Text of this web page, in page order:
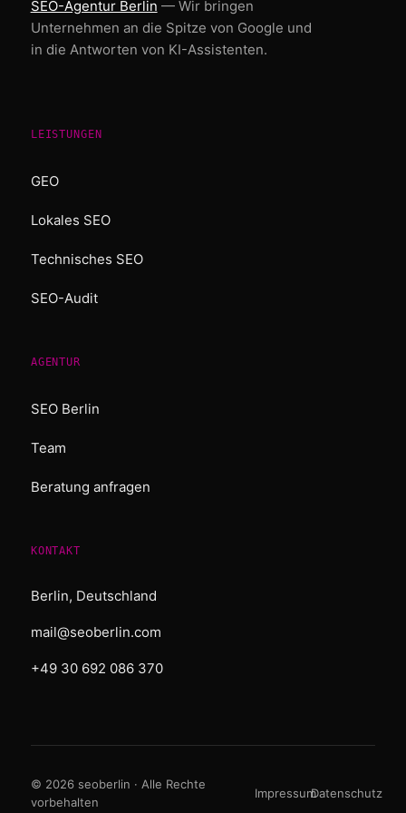
SEO-Agentur Berlin — Wir bringen
Unternehmen an die Spitze von Google und
in die Antworten von KI-Assistenten.
LEISTUNGEN
GEO
Lokales SEO
Technisches SEO
SEO-Audit
AGENTUR
SEO Berlin
Team
Beratung anfragen
KONTAKT
Berlin, Deutschland
mail@seoberlin.com
+49 30 692 086 370
© 2026 seoberlin · Alle Rechte
vorbehalten
ImpressumDatenschutz